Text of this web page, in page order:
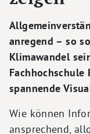
anregend – so
Klimawandel
Fachhochschule
spannende
Wie können
ansprechend,